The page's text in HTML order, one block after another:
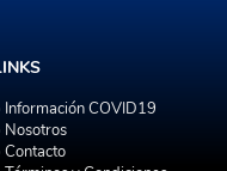
Información COVID19
Nosotros
Contacto